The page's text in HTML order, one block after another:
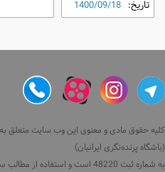
تاریخ: 1400/09/18
کلیه حقوق مادی و معنوی این وب سایت متعلق
(باشگاه پرنده‌نگری ایرانیان)
به شماره ثبت 48220 است و